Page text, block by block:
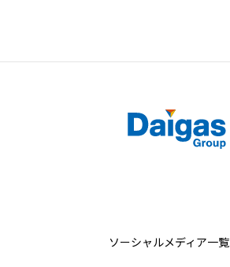
ソーシャルメディア一覧